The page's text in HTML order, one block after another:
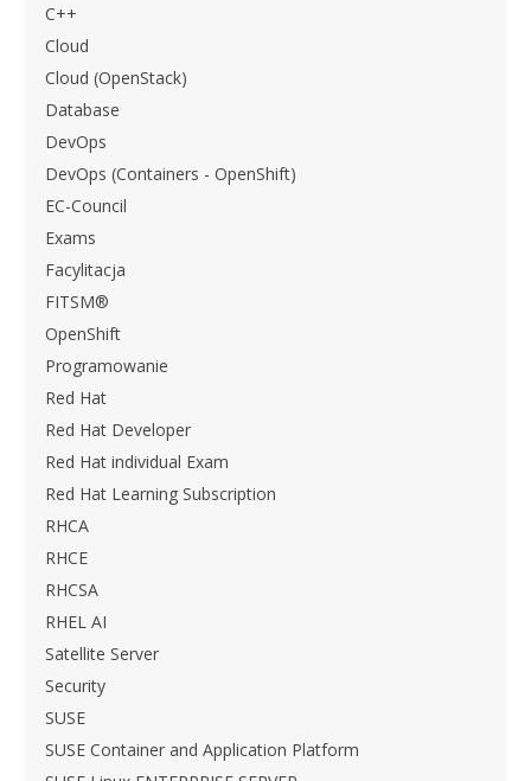
C++
Cloud
Cloud (OpenStack)
Database
DevOps
DevOps (Containers - OpenShift)
EC-Council
Exams
Facylitacja
FITSM®
OpenShift
Programowanie
Red Hat
Red Hat Developer
Red Hat individual Exam
Red Hat Learning Subscription
RHCA
RHCE
RHCSA
RHEL AI
Satellite Server
Security
SUSE
SUSE Container and Application Platform